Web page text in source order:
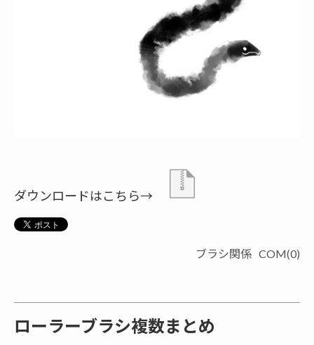
ダウンロードはこちら→
ブラシ関係 COM(0)
ローラーブラシ複数まとめ